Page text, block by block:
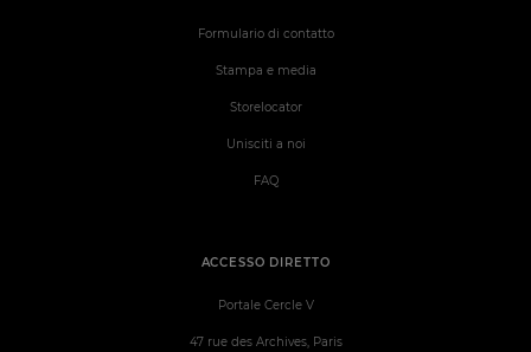
ACCESSO DIRETTO
Portale Cercle V
47 rue des Archives, Paris
Formulario di contatto
Stampa e media
Storelocator
Unisciti a noi
FAQ